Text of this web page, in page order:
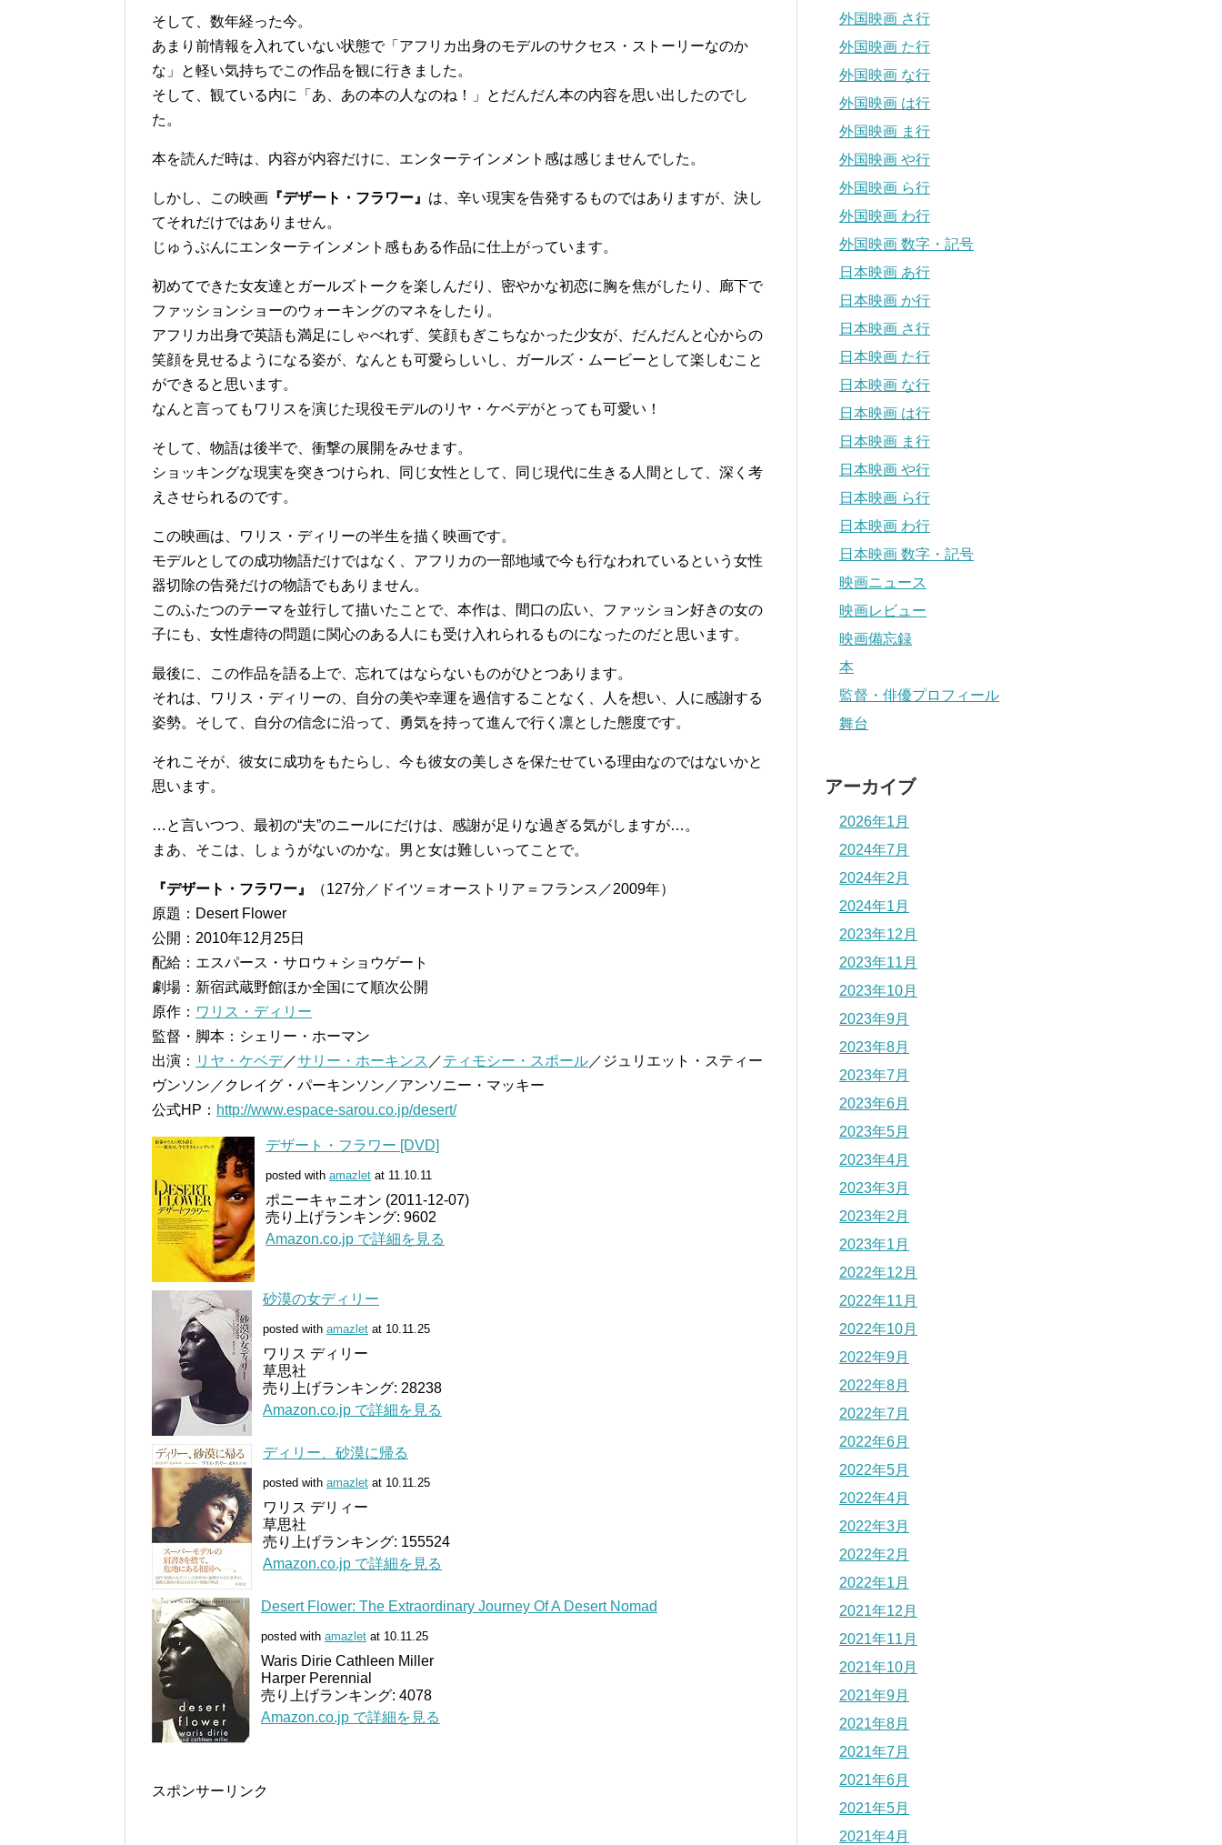
そして、数年経った今。
あまり前情報を入れていない状態で「アフリカ出身のモデルのサクセス・ストーリーなのか
な」と軽い気持ちでこの作品を観に行きました。
そして、観ている内に「あ、あの本の人なのね！」とだんだん本の内容を思い出したのでし
た。
本を読んだ時は、内容が内容だけに、エンターテインメント感は感じませんでした。
しかし、この映画 『デザート・フラワー』 は、辛い現実を告発するものではありますが、決し
てそれだけではありません。
じゅうぶんにエンターテインメント感もある作品に仕上がっています。
初めてできた女友達とガールズトークを楽しんだり、密やかな初恋に胸を焦がしたり、廊下で
ファッションショーのウォーキングのマネをしたり。
アフリカ出身で英語も満足にしゃべれず、笑顔もぎこちなかった少女が、だんだんと心からの
笑顔を見せるようになる姿が、なんとも可愛らしいし、ガールズ・ムービーとして楽しむこと
ができると思います。
なんと言ってもワリスを演じた現役モデルのリヤ・ケベデがとっても可愛い！
そして、物語は後半で、衝撃の展開をみせます。
ショッキングな現実を突きつけられ、同じ女性として、同じ現代に生きる人間として、深く考
えさせられるのです。
この映画は、ワリス・ディリーの半生を描く映画です。
モデルとしての成功物語だけではなく、アフリカの一部地域で今も行なわれているという女性
器切除の告発だけの物語でもありません。
このふたつのテーマを並行して描いたことで、本作は、間口の広い、ファッション好きの女の
子にも、女性虐待の問題に関心のある人にも受け入れられるものになったのだと思います。
最後に、この作品を語る上で、忘れてはならないものがひとつあります。
それは、ワリス・ディリーの、自分の美や幸運を過信することなく、人を想い、人に感謝する
姿勢。そして、自分の信念に沿って、勇気を持って進んで行く凛とした態度です。
それこそが、彼女に成功をもたらし、今も彼女の美しさを保たせている理由なのではないかと
思います。
…と言いつつ、最初の“夫”のニールにだけは、感謝が足りな過ぎる気がしますが…。
まあ、そこは、しょうがないのかな。男と女は難しいってことで。
『デザート・フラワー』
（127分／ドイツ＝オーストリア＝フランス／2009年）
原題：Desert Flower
公開：2010年12月25日
配給：エスパース・サロウ＋ショウゲート
劇場：新宿武蔵野館ほか全国にて順次公開
原作： ワリス・ディリー
監督・脚本：シェリー・ホーマン
出演： リヤ・ケベデ／サリー・ホーキンス ／ティモシー・スポール／ジュリエット・スティー
ヴンソン／クレイグ・パーキンソン／アンソニー・マッキー
公式HP： http://www.espace-sarou.co.jp/desert/
デザート・フラワー [DVD]
posted with amazlet at 11.10.11
ポニーキャニオン (2011-12-07)
売り上げランキング: 9602
Amazon.co.jp で詳細を見る
砂漠の女ディリー
posted with amazlet at 10.11.25
ワリス ディリー
草思社
売り上げランキング: 28238
Amazon.co.jp で詳細を見る
ディリー、砂漠に帰る
posted with amazlet at 10.11.25
ワリス デリィー
草思社
売り上げランキング: 155524
Amazon.co.jp で詳細を見る
Desert Flower: The Extraordinary Journey Of A Desert Nomad
posted with amazlet at 10.11.25
Waris Dirie Cathleen Miller
Harper Perennial
売り上げランキング: 4078
Amazon.co.jp で詳細を見る
スポンサーリンク
外国映画 さ行
外国映画 た行
外国映画 な行
外国映画 は行
外国映画 ま行
外国映画 や行
外国映画 ら行
外国映画 わ行
外国映画 数字・記号
日本映画 あ行
日本映画 か行
日本映画 さ行
日本映画 た行
日本映画 な行
日本映画 は行
日本映画 ま行
日本映画 や行
日本映画 ら行
日本映画 わ行
日本映画 数字・記号
映画ニュース
映画レビュー
映画備忘録
本
監督・俳優プロフィール
舞台
アーカイブ
2026年1月
2024年7月
2024年2月
2024年1月
2023年12月
2023年11月
2023年10月
2023年9月
2023年8月
2023年7月
2023年6月
2023年5月
2023年4月
2023年3月
2023年2月
2023年1月
2022年12月
2022年11月
2022年10月
2022年9月
2022年8月
2022年7月
2022年6月
2022年5月
2022年4月
2022年3月
2022年2月
2022年1月
2021年12月
2021年11月
2021年10月
2021年9月
2021年8月
2021年7月
2021年6月
2021年5月
2021年4月